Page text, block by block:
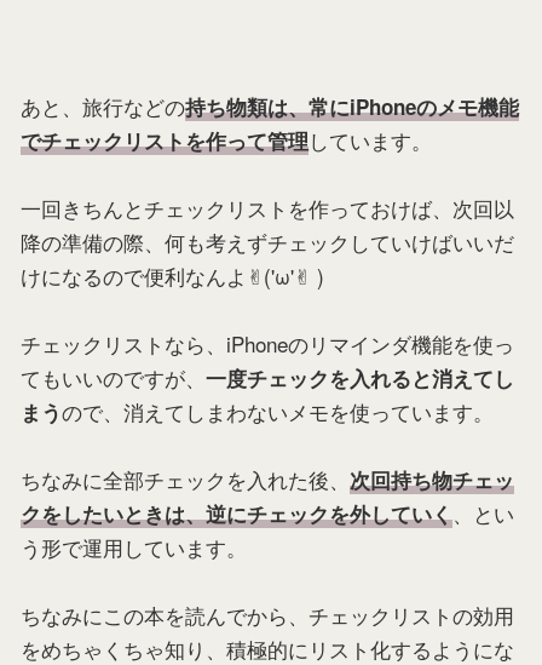
あと、旅行などの持ち物類は、常にiPhoneのメモ機能
でチェックリストを作って管理しています。
一回きちんとチェックリストを作っておけば、次回以
降の準備の際、何も考えずチェックしていけばいいだ
けになるので便利なんよ✌︎('ω'✌︎ )
チェックリストなら、iPhoneのリマインダ機能を使っ
てもいいのですが、 一度チェックを入れると消えてし
まうので、消えてしまわないメモを使っています。
ちなみに全部チェックを入れた後、 次回持ち物チェッ
クをしたいときは、逆にチェックを外していく、とい
う形で運用しています。
ちなみにこの本を読んでから、チェックリストの効用
をめちゃくちゃ知り、積極的にリスト化するようにな